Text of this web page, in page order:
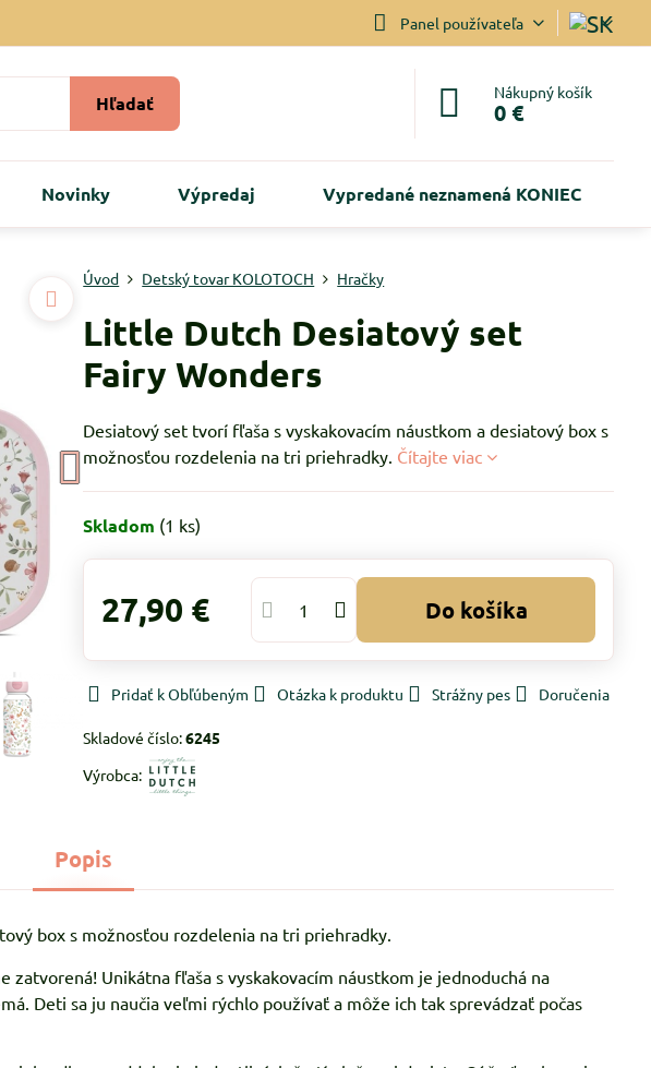
Panel používateľa
Hľadať Nákupný košík
0 €
Novinky Výpredaj Vypredané neznamená KONIEC
Úvod Detský tovar KOLOTOCH Hračky
Little Dutch Desiatový set
Fairy Wonders
Desiatový set tvorí fľaša s vyskakovacím náustkom a desiatový box s
možnosťou rozdelenia na tri priehradky. Čítajte viac
Skladom (1 ks)
27,90 € Do košíka
Pridať k Obľúbeným Otázka k produktu Strážny pes Doručenia
Skladové číslo:6245
Výrobca:
Popis
box s možnosťou rozdelenia na tri priehradky.
Unikátna fľaša s vyskakovacím náustkom je jednoduchá na
Deti sa ju naučia veľmi rýchlo používať a môže ich tak sprevádzať počas